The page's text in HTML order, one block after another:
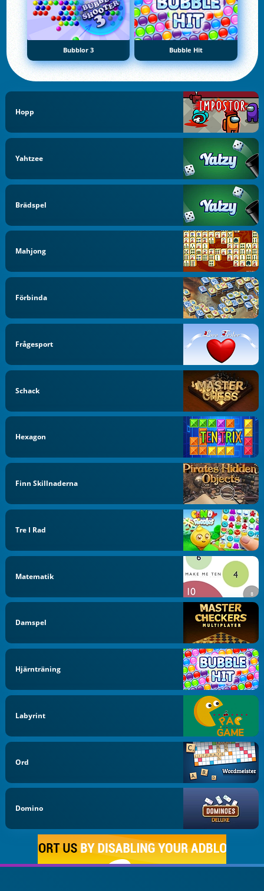
Bubblor 3 Bubble Hit
Hopp
Yahtzee
Brädspel
Mahjong
Förbinda
Frågesport
Schack
Hexagon
Finn Skillnaderna
Tre I Rad
Matematik
Damspel
Hjärnträning
Labyrint
Ord
Domino